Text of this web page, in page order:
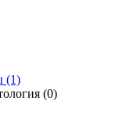
(1)
(0)